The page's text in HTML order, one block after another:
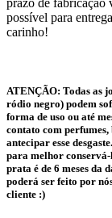
prazo de fabricação
possível para
carinho!
ATENÇÃO: Todas as
ródio negro) podem
forma de uso ou até
contato com perfumes,
antecipar esse
para melhor conservá-
prata é de 6 meses da
poderá ser feito por
cliente :)